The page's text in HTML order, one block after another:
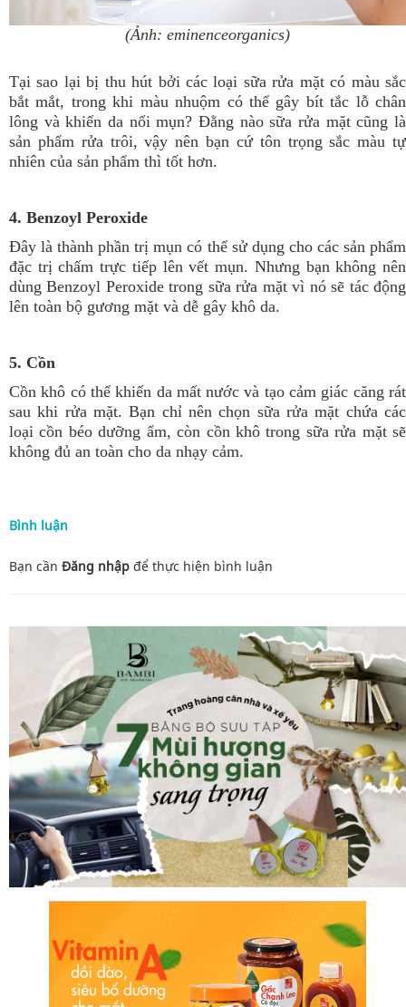
(Ảnh: eminenceorganics)
Tại sao lại bị thu hút bởi các loại sữa rửa mặt có màu sắc
bắt mắt, trong khi màu nhuộm có thể gây bít tắc lỗ chân
lông và khiến da nổi mụn? Đằng nào sữa rửa mặt cũng là
sản phẩm rửa trôi, vậy nên bạn cứ tôn trọng sắc màu tự
nhiên của sản phẩm thì tốt hơn.
4. Benzoyl Peroxide
Đây là thành phần trị mụn có thể sử dụng cho các sản phẩm
đặc trị chấm trực tiếp lên vết mụn. Nhưng bạn không nên
dùng Benzoyl Peroxide trong sữa rửa mặt vì nó sẽ tác động
lên toàn bộ gương mặt và dễ gây khô da.
5. Cồn
Cồn khô có thể khiến da mất nước và tạo cảm giác căng rát
sau khi rửa mặt. Bạn chỉ nên chọn sữa rửa mặt chứa các
loại cồn béo dưỡng ẩm, còn cồn khô trong sữa rửa mặt sẽ
không đủ an toàn cho da nhạy cảm.
Bình luận
Bạn cần Đăng nhập để thực hiện bình luận